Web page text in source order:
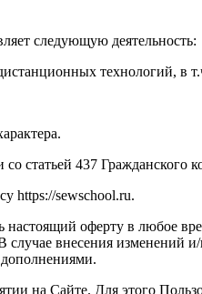
следующую деятельность:
технологий,
статьей 437 Гражданского
https://sewschool.ru.
настоящий оферту в любое
внесения изменений
на Сайте. Для этого